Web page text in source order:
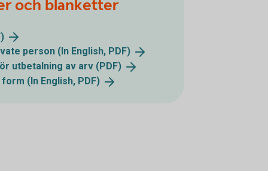
och blanketter
person (In English, PDF)
utbetalning av arv (PDF)
(In English, PDF)